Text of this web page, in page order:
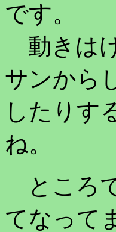
です。
動きは
サンから
したりす
ね。
ところ
てなって